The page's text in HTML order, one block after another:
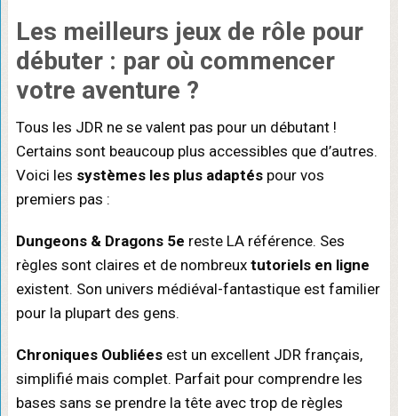
Les meilleurs jeux de rôle pour
débuter: par où commencer
votre aventure ?
Tous les JDR ne se valent pas pour un débutant !
Certains sont beaucoup plus accessibles que d’autres.
Voici les systèmes les plus adaptéspour vos
premiers pas :
Dungeons & Dragons 5e reste LA référence. Ses
règles sont claires et de nombreux tutoriels en ligne
existent. Son univers médiéval-fantastique est familier
pour la plupart des gens.
Chroniques Oubliéesest un excellent JDR français,
simplifié mais complet. Parfait pour comprendre les
bases sans se prendre la tête avec trop de règles